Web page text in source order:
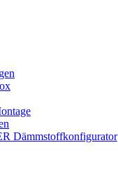
Dämmstoffkonfigurator